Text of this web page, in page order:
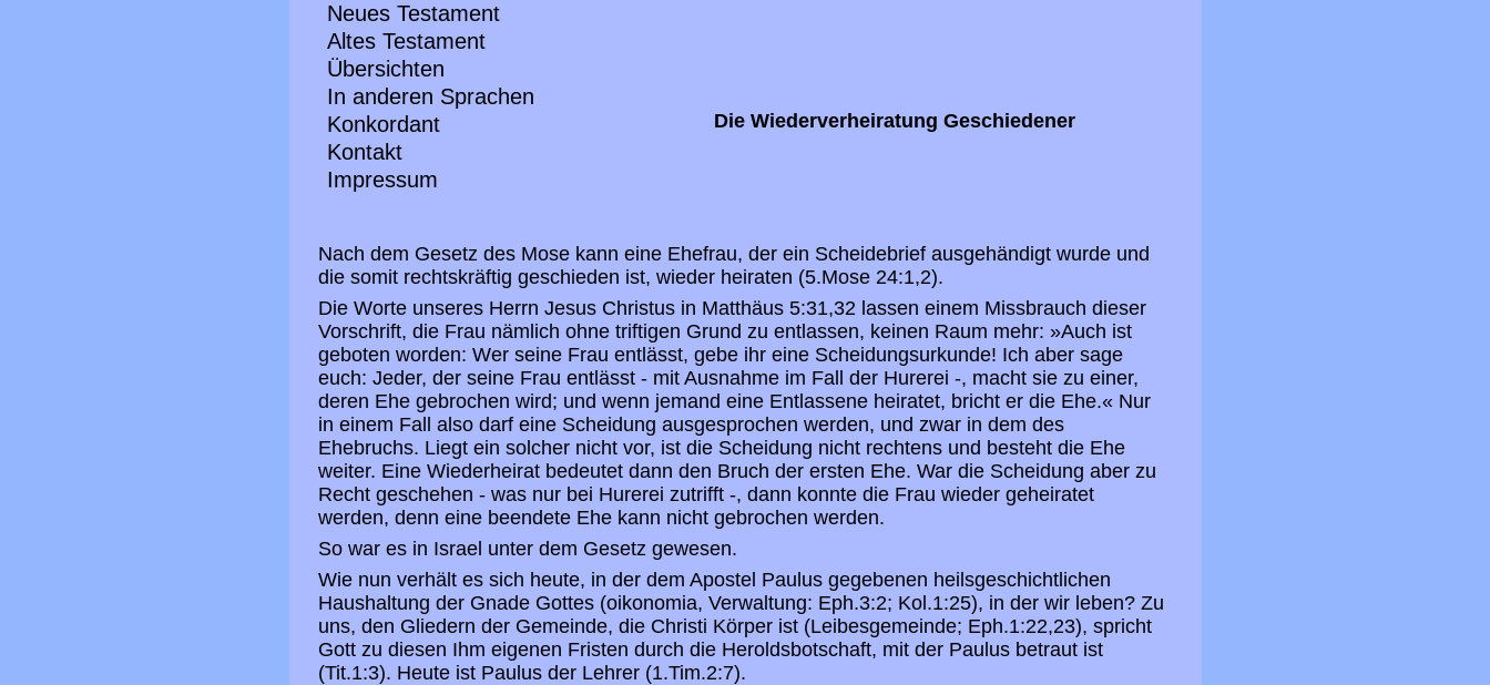
Neues Testament
Altes Testament
Übersichten
In anderen Sprachen
Konkordant
Kontakt
Impressum
Die Wiederverheiratung Geschiedener
Nach dem Gesetz des Mose kann eine Ehefrau, der ein Scheidebrief ausgehändigt wurde und
die somit rechtskräftig geschieden ist, wieder heiraten (5.Mose 24:1,2).
Die Worte unseres Herrn Jesus Christus in Matthäus 5:31,32 lassen einem Missbrauch dieser
Vorschrift, die Frau nämlich ohne triftigen Grund zu entlassen, keinen Raum mehr: »Auch ist
geboten worden: Wer seine Frau entlässt, gebe ihr eine Scheidungsurkunde! Ich aber sage
euch: Jeder, der seine Frau entlässt - mit Ausnahme im Fall der Hurerei -, macht sie zu einer,
deren Ehe gebrochen wird; und wenn jemand eine Entlassene heiratet, bricht er die Ehe.« Nur
in einem Fall also darf eine Scheidung ausgesprochen werden, und zwar in dem des
Ehebruchs. Liegt ein solcher nicht vor, ist die Scheidung nicht rechtens und besteht die Ehe
weiter. Eine Wiederheirat bedeutet dann den Bruch der ersten Ehe. War die Scheidung aber zu
Recht geschehen - was nur bei Hurerei zutrifft -, dann konnte die Frau wieder geheiratet
werden, denn eine beendete Ehe kann nicht gebrochen werden.
So war es in Israel unter dem Gesetz gewesen.
Wie nun verhält es sich heute, in der dem Apostel Paulus gegebenen heilsgeschichtlichen
Haushaltung der Gnade Gottes (oikonomia, Verwaltung: Eph.3:2; Kol.1:25), in der wir leben? Zu
uns, den Gliedern der Gemeinde, die Christi Körper ist (Leibesgemeinde; Eph.1:22,23), spricht
Gott zu diesen Ihm eigenen Fristen durch die Heroldsbotschaft, mit der Paulus betraut ist
(Tit.1:3). Heute ist Paulus der Lehrer (1.Tim.2:7).